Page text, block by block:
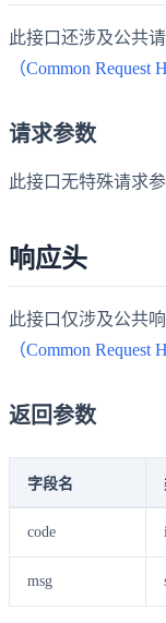
此接口还涉及公共
（Common Request
请求参数
此接口无特殊请求参
响应头
此接口仅涉及公共
（Common Request
返回参数
字段名
code
msg